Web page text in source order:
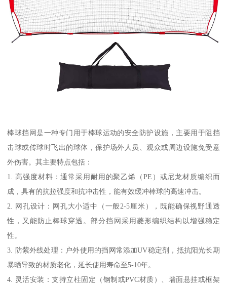
棒球挡网是一种专门用于棒球运动的安全防护设施，主要用于阻挡
击球或传球时飞出的球体，保护场外人员、观众或周边设施免受意
外伤害。其主要特点包括：
1. 高强度材料：通常采用耐用的聚乙烯（PE）或尼龙材质编织而
成，具有的抗拉强度和抗冲击性，能有效缓冲棒球的高速冲击。
2. 网孔设计：网孔大小适中（一般2-5厘米），既能确保视野通透
性，又能防止棒球穿透。部分挡网采用菱形编织结构以增强稳定
性。
3. 防紫外线处理：户外使用的挡网常添加UV稳定剂，抵抗阳光长期
暴晒导致的材质老化，延长使用寿命至5-10年。
4. 灵活安装：支持立柱固定（钢制或PVC材质）、墙面悬挂或框架